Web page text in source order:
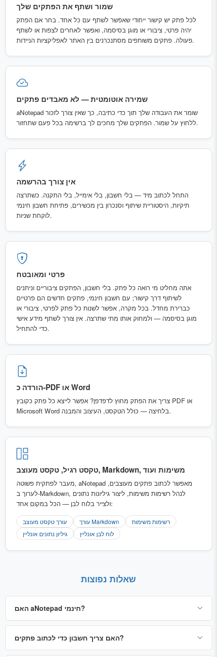
שמור ושתף את הפתקים שלך
לכל פתק יש קישור ייחודי שאפשר לשתף עם כל אחד. בחר אם הפתק
יהיה פרטי, ציבורי או מוגן בסיסמה, ואפשר לאחרים לצפות או לשתף
פעולה. פתקים משותפים מסתנכרנים בין האתר לאפליקציות הניידות.
שמירה אוטומטית — לא מאבדים פתקים
aNotepad שומר את העבודה שלך תוך כדי כתיבה, כך שאין צורך לזכור
ללחוץ על שמור. הפתקים שלך מחכים לך ברשימה בכל פעם שתחזור.
אין צורך בהרשמה
התחל לכתוב מיד — בלי חשבון, בלי אימייל, בלי התקנה. כשתרצה
תיקיות, היסטוריית שיתוף וסנכרון בין מכשירים, פתיחת חשבון חינמי
לוקחת שניות.
פרטי ומאובטח
אתה מחליט מי רואה כל פתק. בלי חשבון, הפתקים ציבוריים וניתנים
לשיתוף דרך קישור; עם חשבון חינמי, פתקים חדשים הם פרטיים
כברירת מחדל. בכל מקרה, אפשר לשנות כל פתק לפרטי, ציבורי או
מוגן בסיסמה — ולמחוק אותו מתי שתרצה. אין צורך לשתף מידע אישי
כדי להתחיל.
הורדה כ-PDF או Word
צריך את הפתק מחוץ לדפדפן? אפשר לייצא כל פתק כקובץ PDF או
Microsoft Word בלחיצה — כולל הטקסט, העיצוב והמבנה.
טקסט רגיל, טקסט מעוצב, Markdown, משימות ועוד
מעבר לפתקית פשוטה, aNotepad מאפשר לכתוב פתקים מעוצבים,
לערוך ב-Markdown, לנהל רשימות משימות, ליצור גיליונות נתונים
ולצייר בלוח לבן — הכל במקום אחד:
עורך טקסט מעוצב עורך Markdown
רשימות משימות
גיליון נתונים אונליין
לוח לבן אונליין
שאלות נפוצות
האם aNotepad חינמי?
האם צריך חשבון כדי לכתוב פתקים?